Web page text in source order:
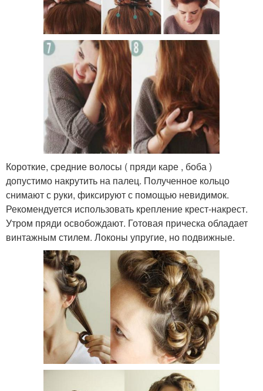
Короткие, средние волосы ( пряди каре , боба )
допустимо накрутить на палец. Полученное кольцо
снимают с руки, фиксируют с помощью невидимок.
Рекомендуется использовать крепление крест-накрест.
Утром пряди освобождают. Готовая прическа обладает
винтажным стилем. Локоны упругие, но подвижные.